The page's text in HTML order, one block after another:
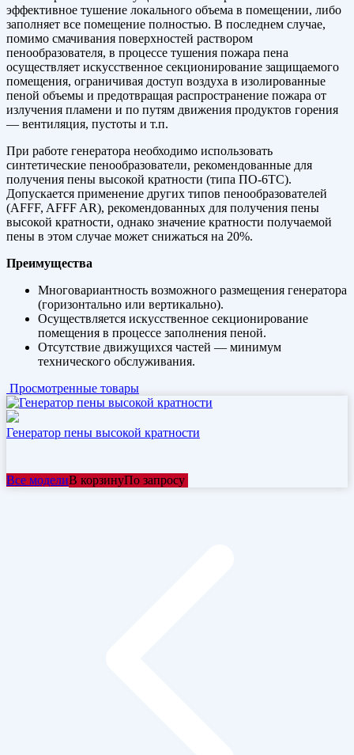
эффективное тушение локального объема в помещении, либо
заполняет все помещение полностью. В последнем случае,
помимо смачивания поверхностей раствором
пенообразователя, в процессе тушения пожара пена
осуществляет искусственное секционирование защищаемого
помещения, ограничивая доступ воздуха в изолированные
пеной объемы и предотвращая распространение пожара от
излучения пламени и по путям движения продуктов горения
— вентиляция, пустоты и т.п.
При работе генератора необходимо использовать
синтетические пенообразователи, рекомендованные для
получения пены высокой кратности (типа ПО-6ТС).
Допускается применение других типов пенообразователей
(AFFF, AFFF AR), рекомендованных для получения пены
высокой кратности, однако значение кратности получаемой
пены в этом случае может снижаться на 20%.
Преимущества
Многовариантность возможного размещения генератора
(горизонтально или вертикально).
Осуществляется искусственное секционирование
помещения в процессе заполнения пеной.
Отсутствие движущихся частей — минимум
технического обслуживания.
Просмотренные товары
Генератор пены высокой кратности
Все моделиВ корзинуПо запросу